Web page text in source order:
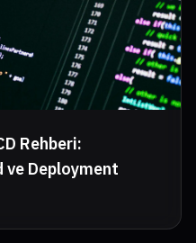
Rehberi:
Deployment